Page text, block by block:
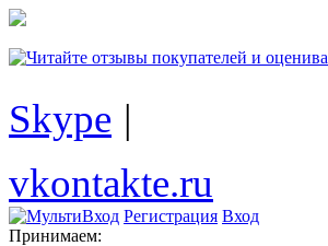
Skype |
vkontakte.ru
Регистрация Вход
Принимаем: